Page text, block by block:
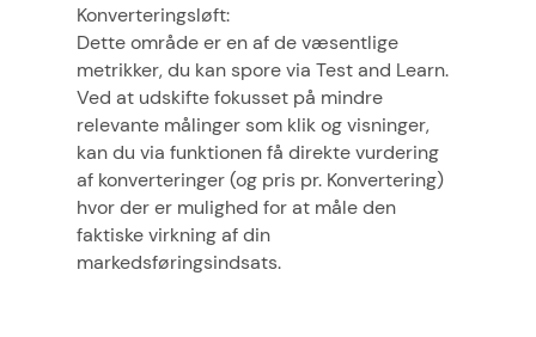
Konverteringsløft:
Dette område er en af de væsentlige
metrikker, du kan spore via Test and Learn.
Ved at udskifte fokusset på mindre
relevante målinger som klik og visninger,
kan du via funktionen få direkte vurdering
af konverteringer (og pris pr. Konvertering)
hvor der er mulighed for at måle den
faktiske virkning af din
markedsføringsindsats.